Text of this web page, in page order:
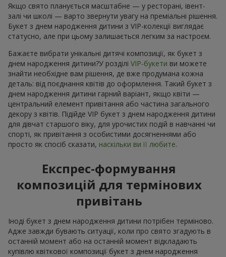
Якщо свято планується масштабне — у ресторані, івент-
залі чи школі — варто звернути увагу на преміальні рішення.
Букет з днем народження дитини з VIP-колекції виглядає
статусно, але при цьому залишається легким за настроєм.
Бажаєте вибрати унікальні дитячі композиції, як букет з
днем народження дитини?У розділі VIP-букети ви можете
знайти необхідне вам рішення, де вже продумана кожна
деталь: від поєднання квітів до оформлення. Такий букет з
днем народження дитини гарний варіант, якщо квіти —
центральний елемент привітання або частина загального
декору з квітів. Підійде VIP букет з днем народження дитини
для дівчат старшого віку, для урочистих подій в навчанні чи
спорті, як привітання з особистими досягненнями або
просто як спосіб сказати, наскільки ви її любите.
Експрес-формування
композицій для термінових
привітань
Іноді букет з днем народження дитини потрібен терміново.
Адже завжди бувають ситуації, коли про свято згадують в
останній момент або на останній момент відкладають
купівлю квіткової композиції букет з днем народження